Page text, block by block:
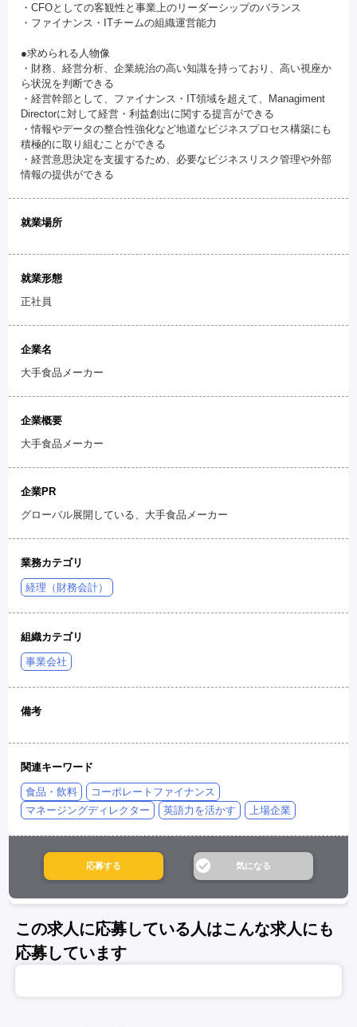
・CFOとしての客観性と事業上のリーダーシップのバランス
・ファイナンス・ITチームの組織運営能力
●求められる人物像
・財務、経営分析、企業統治の高い知識を持っており、高い視座か
ら状況を判断できる
・経営幹部として、ファイナンス・IT領域を超えて、Managiment
Directorに対して経営・利益創出に関する提言ができる
・情報やデータの整合性強化など地道なビジネスプロセス構築にも
積極的に取り組むことができる
・経営意思決定を支援するため、必要なビジネスリスク管理や外部
情報の提供ができる
就業場所
就業形態
正社員
企業名
大手食品メーカー
企業概要
大手食品メーカー
企業PR
グローバル展開している、大手食品メーカー
業務カテゴリ
経理（財務会計）
組織カテゴリ
事業会社
備考
関連キーワード
食品・飲料
コーポレートファイナンス
マネージングディレクター
英語力を活かす 上場企業
この求人に応募している人はこんな求人にも
応募しています